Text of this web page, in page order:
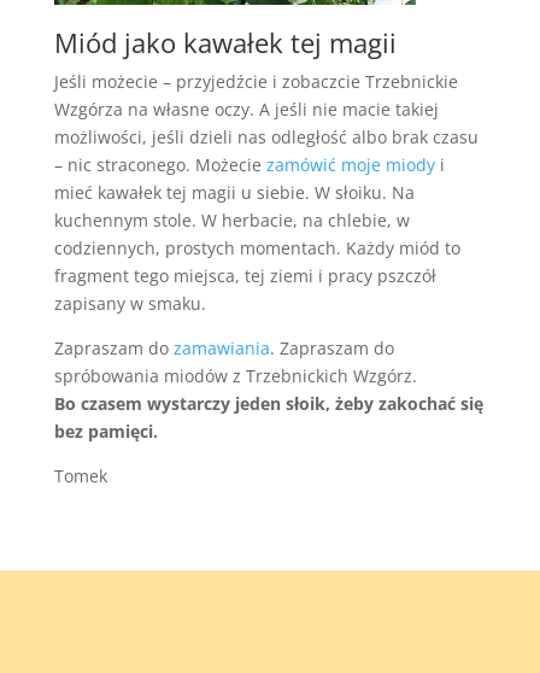
Miód jako kawałek tej magii
Jeśli możecie – przyjedźcie i zobaczcie Trzebnickie
Wzgórza na własne oczy. A jeśli nie macie takiej
możliwości, jeśli dzieli nas odległość albo brak czasu
– nic straconego. Możecie zamówić moje miodyi
mieć kawałek tej magii u siebie. W słoiku. Na
kuchennym stole. W herbacie, na chlebie, w
codziennych, prostych momentach. Każdy miód to
fragment tego miejsca, tej ziemi i pracy pszczół
zapisany w smaku.
Zapraszam do zamawiania. Zapraszam do
spróbowania miodów z Trzebnickich Wzgórz.
Bo czasem wystarczy jeden słoik, żeby zakochać się
bez pamięci.
Tomek